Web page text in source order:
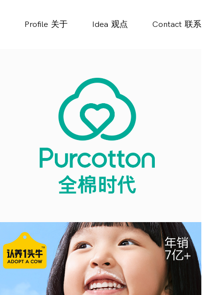
Profile 关于 Idea 观点 Contact 联系